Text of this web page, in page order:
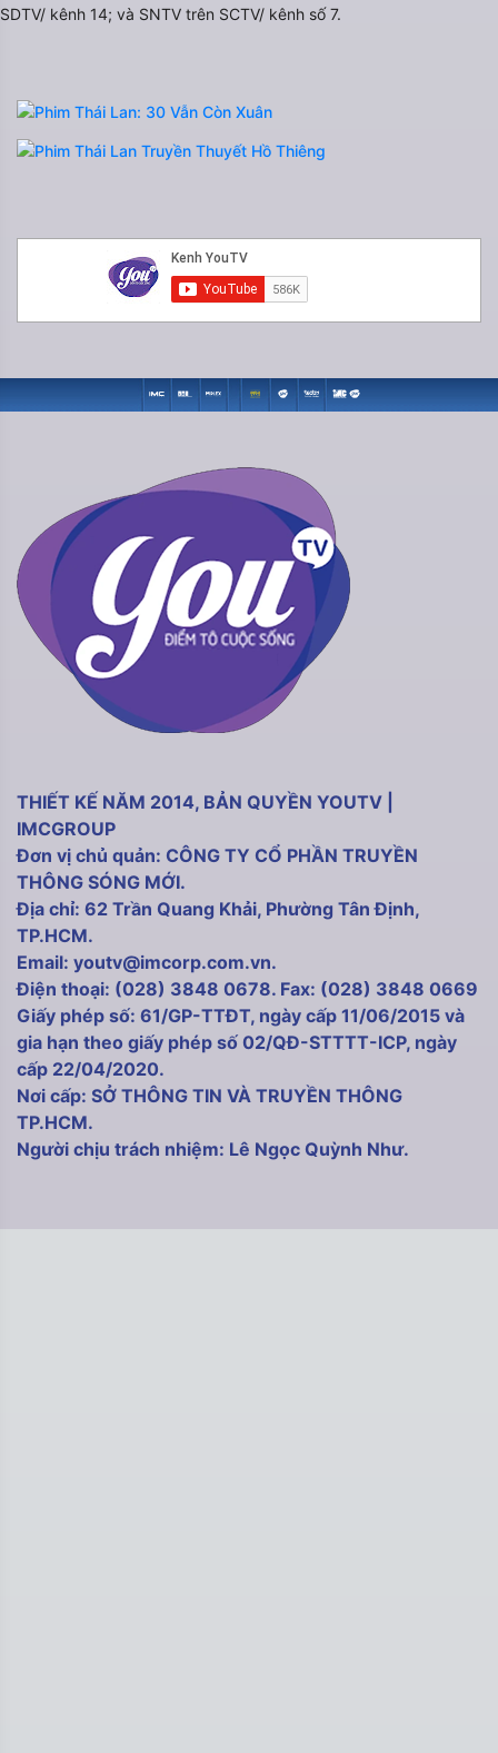
SDTV/ kênh 14; và SNTV trên SCTV/ kênh số 7.
THIẾT KẾ NĂM 2014, BẢN QUYỀN YOUTV |
IMCGROUP
Đơn vị chủ quản: CÔNG TY CỔ PHẦN TRUYỀN
THÔNG SÓNG MỚI.
Địa chỉ: 62 Trần Quang Khải, Phường Tân Định,
TP.HCM.
Email: youtv@imcorp.com.vn.
Điện thoại: (028) 3848 0678. Fax: (028) 3848 0669
Giấy phép số: 61/GP-TTĐT, ngày cấp 11/06/2015 và
gia hạn theo giấy phép số 02/QĐ-STTTT-ICP, ngày
cấp 22/04/2020.
Nơi cấp: SỞ THÔNG TIN VÀ TRUYỀN THÔNG
TP.HCM.
Người chịu trách nhiệm: Lê Ngọc Quỳnh Như.